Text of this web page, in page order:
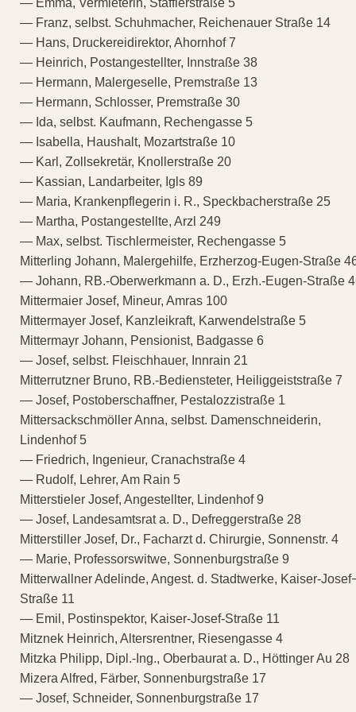
— Franz, selbst. Schuhmacher, Reichenauer Straße 14
— Hans, Druckereidirektor, Ahornhof 7
— Heinrich, Postangestellter, Innstraße 38
— Hermann, Malergeselle, Premstraße 13
— Hermann, Schlosser, Premstraße 30
— Ida, selbst. Kaufmann, Rechengasse 5
— Isabella, Haushalt, Mozartstraße 10
— Karl, Zollsekretär, Knollerstraße 20
— Kassian, Landarbeiter, Igls 89
— Maria, Krankenpflegerin i. R., Speckbacherstraße 25
— Martha, Postangestellte, Arzl 249
— Max, selbst. Tischlermeister, Rechengasse 5
Mitterling Johann, Malergehilfe, Erzherzog-Eugen-Straße
— Johann, RB.-Oberwerkmann a. D., Erzh.-Eugen-Straße
Mittermaier Josef, Mineur, Amras 100
Mittermayer Josef, Kanzleikraft, Karwendelstraße 5
Mittermayr Johann, Pensionist, Badgasse 6
— Josef, selbst. Fleischhauer, Innrain 21
Mitterrutzner Bruno, RB.-Bediensteter, Heiliggeiststraße 7
— Josef, Postoberschaffner, Pestalozzistraße 1
Mittersackschmöller Anna, selbst. Damenschneiderin,
Lindenhof 5
— Friedrich, Ingenieur, Cranachstraße 4
— Rudolf, Lehrer, Am Rain 5
Mitterstieler Josef, Angestellter, Lindenhof 9
— Josef, Landesamtsrat a. D., Defreggerstraße 28
Mitterstiller Josef, Dr., Facharzt d. Chirurgie, Sonnenstr. 4
— Marie, Professorswitwe, Sonnenburgstraße 9
Mitterwallner Adelinde, Angest. d. Stadtwerke, Kaiser-
Straße 11
— Emil, Postinspektor, Kaiser-Josef-Straße 11
Mitznek Heinrich, Altersrentner, Riesengasse 4
Mitzka Philipp, Dipl.-Ing., Oberbaurat a. D., Höttinger Au 28
Mizera Alfred, Färber, Sonnenburgstraße 17
— Josef, Schneider, Sonnenburgstraße 17